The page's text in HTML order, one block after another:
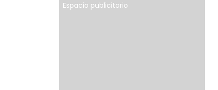
Espacio publicitario